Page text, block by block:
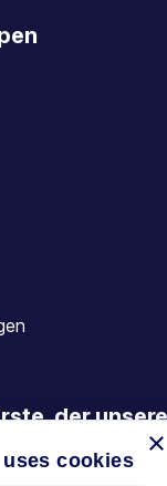
der
und
×
cookies